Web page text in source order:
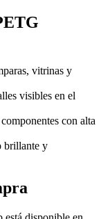
vitrinas y
visibles en el
con alta
brillante y